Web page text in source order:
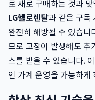
로 새로 구매하는 것과
LG헬로렌탈과 같은 구독
완전히 해방될 수 있습니
므로 고장이 발생해도 추
스를 받을 수 있습니다.
인 가계 운영을 가능하